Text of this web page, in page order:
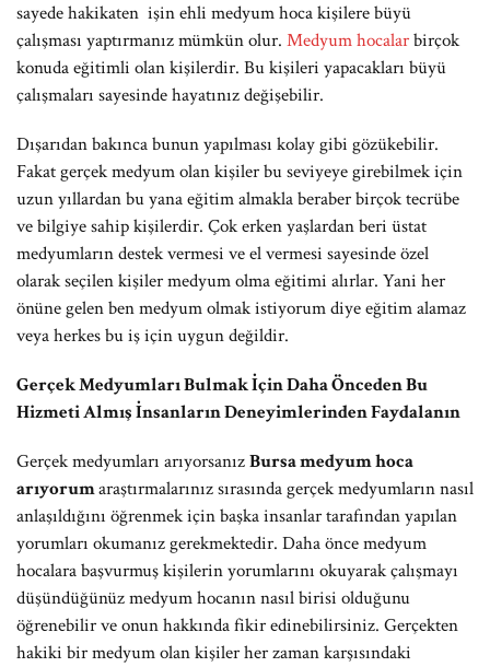
sayede hakikaten işin ehli medyum hoca kişilere büyü
çalışması yaptırmanız mümkün olur. Medyum hocalarbirçok
konuda eğitimli olan kişilerdir. Bu kişileri yapacakları büyü
çalışmaları sayesinde hayatınız değişebilir.
Dışarıdan bakınca bunun yapılması kolay gibi gözükebilir.
Fakat gerçek medyum olan kişiler bu seviyeye girebilmek için
uzun yıllardan bu yana eğitim almakla beraber birçok tecrübe
ve bilgiye sahip kişilerdir. Çok erken yaşlardan beri üstat
medyumların destek vermesi ve el vermesi sayesinde özel
olarak seçilen kişiler medyum olma eğitimi alırlar. Yani her
önüne gelen ben medyum olmak istiyorum diye eğitim alamaz
veya herkes bu iş için uygun değildir.
Gerçek Medyumları Bulmak İçin Daha Önceden Bu
Hizmeti Almış İnsanların Deneyimlerinden Faydalanın
Gerçek medyumları arıyorsanızBursa medyum hoca
arıyorumaraştırmalarınız sırasında gerçek medyumların nasıl
anlaşıldığını öğrenmek için başka insanlar tarafından yapılan
yorumları okumanız gerekmektedir. Daha önce medyum
hocalara başvurmuş kişilerin yorumlarını okuyarak çalışmayı
düşündüğünüz medyum hocanın nasıl birisi olduğunu
öğrenebilir ve onun hakkında fikir edinebilirsiniz. Gerçekten
hakiki bir medyum olan kişiler her zaman karşısındaki